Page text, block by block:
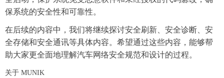
保系统的安全性和可靠性。
在后续的内容中，我们将继续探讨安全刷新、安全诊断、安
全存储和安全通讯等具体内容。希望通过这些内容，能够帮
助大家更全面地理解汽车网络安全规范和设计的过程。
关于 MUNIK